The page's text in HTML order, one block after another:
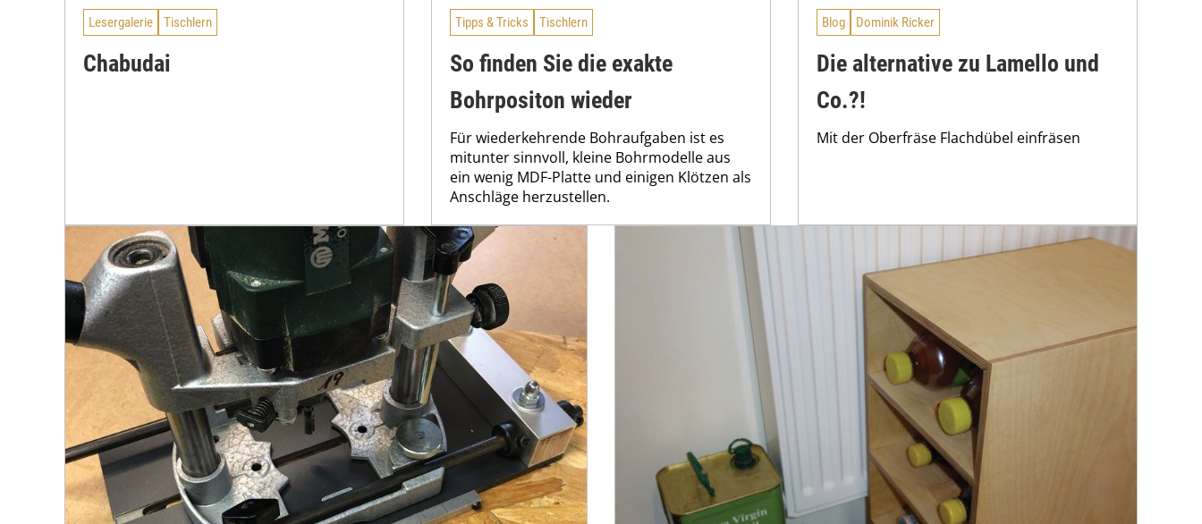
Lesergalerie Tischlern
Chabudai
Tipps & Tricks Tischlern
So finden Sie die exakte
Bohrpositon wieder
Für wiederkehrende Bohraufgaben ist es
mitunter sinnvoll, kleine Bohrmodelle aus
ein wenig MDF-Platte und einigen Klötzen als
Anschläge herzustellen.
Blog Dominik Ricker
Die alternative zu Lamello und
Co.?!
Mit der Oberfräse Flachdübel einfräsen